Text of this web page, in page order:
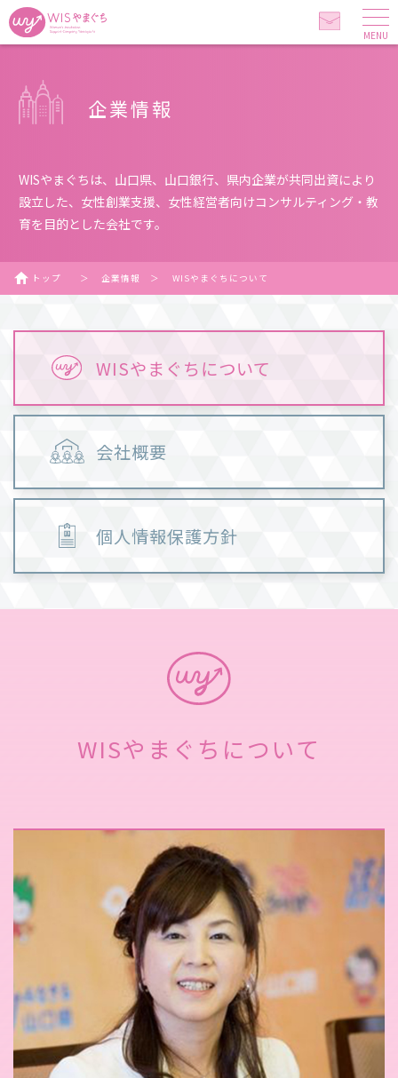
企業情報
WISやまぐちは、山口県、山口銀行、県内企業が共同出資により
設立した、 女性創業支援、女性経営者向けコンサルティング・教
育を目的とした会社です。
トップ ＞ 企業情報 ＞ WISやまぐちについて
WISやまぐちについて
会社概要
個人情報保護方針
WISやまぐちについて
MENU